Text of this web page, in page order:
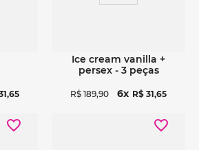
,65
ice cream vanilla +
persex - 3 peças
R$ 189,90 6 R$ 31,65